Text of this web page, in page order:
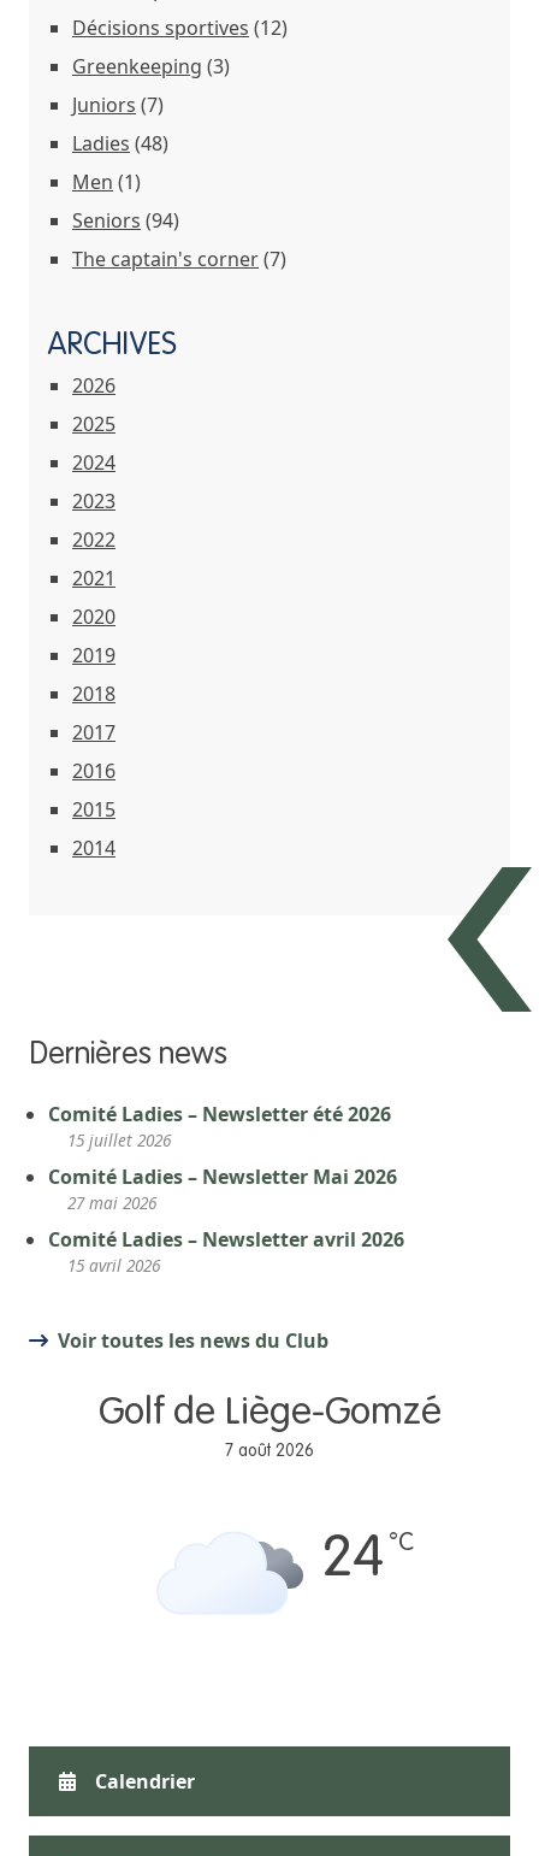
Décisions sportives (12)
Greenkeeping (3)
Juniors (7)
Ladies (48)
Men (1)
Seniors (94)
The captain's corner(7)
ARCHIVES
2026
2025
2024
2023
2022
2021
2020
2019
2018
2017
2016
2015
2014
Dernières news
Comité Ladies – Newsletter été 2026
15 juillet 2026
Comité Ladies – Newsletter Mai 2026
27 mai 2026
Comité Ladies – Newsletter avril 2026
15 avril 2026
Voir toutes les news du Club
Golf de Liège-Gomzé
7 août 2026
24 °C
Calendrier